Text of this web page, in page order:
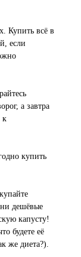
Купить всё в
если
а завтра
к
купить
дешёвые
капусту!
будете её
же диета?).